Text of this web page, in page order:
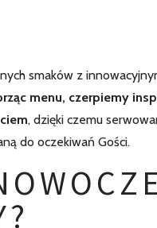
smaków z
menu, czerpiemy
, dzięki czemu
do oczekiwań Gości.